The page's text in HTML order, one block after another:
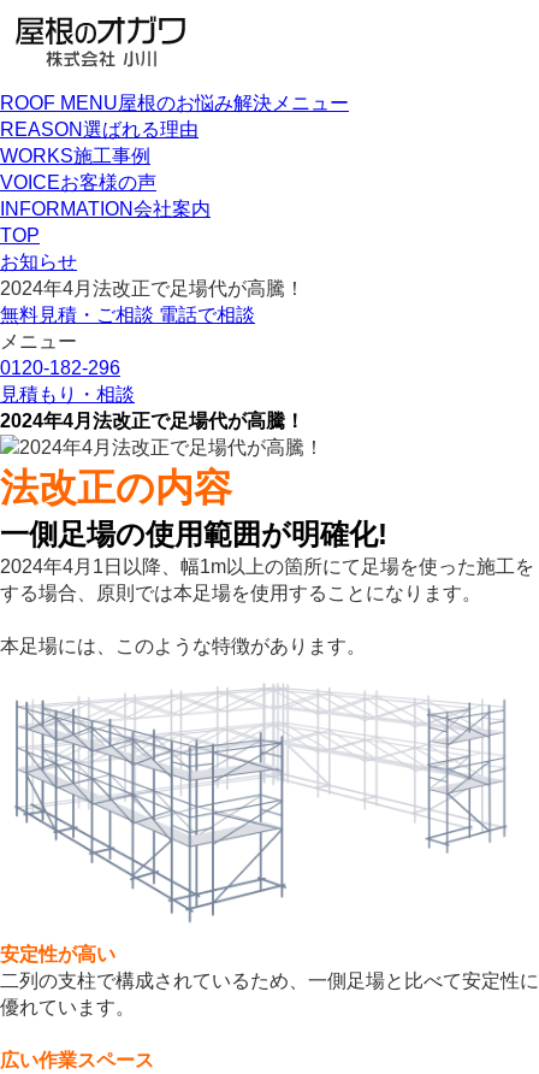
ROOF MENU屋根のお悩み解決メニュー
REASON選ばれる理由
WORKS施工事例
VOICEお客様の声
INFORMATION会社案内
TOP
お知らせ
2024年4月法改正で足場代が高騰！
無料見積・ご相談 電話で相談
メニュー
0120-182-296
見積もり・相談
2024年4月法改正で足場代が高騰！
法改正の内容
一側足場の使用範囲が明確化!
2024年4月1日以降、幅1m以上の箇所にて足場を使った施工を
する場合、原則では本足場を使用することになります。
本足場には、このような特徴があります。
安定性が高い
二列の支柱で構成されているため、一側足場と比べて安定性に
優れています。
広い作業スペース